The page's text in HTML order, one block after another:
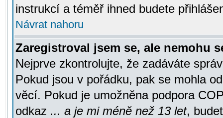
instrukcí a téměř ihned budete
Návrat nahoru
Zaregistroval jsem se, ale nemohu
Nejprve zkontrolujte, že zadáváte
Pokud jsou v pořádku, pak se mohla
věcí. Pokud je umožněna podpora
odkaz ... a je mi méně než 13 let,